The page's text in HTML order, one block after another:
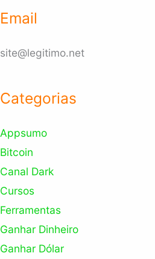
Email
site@legitimo.net
Categorias
Appsumo
Bitcoin
Canal Dark
Cursos
Ferramentas
Ganhar Dinheiro
Ganhar Dólar